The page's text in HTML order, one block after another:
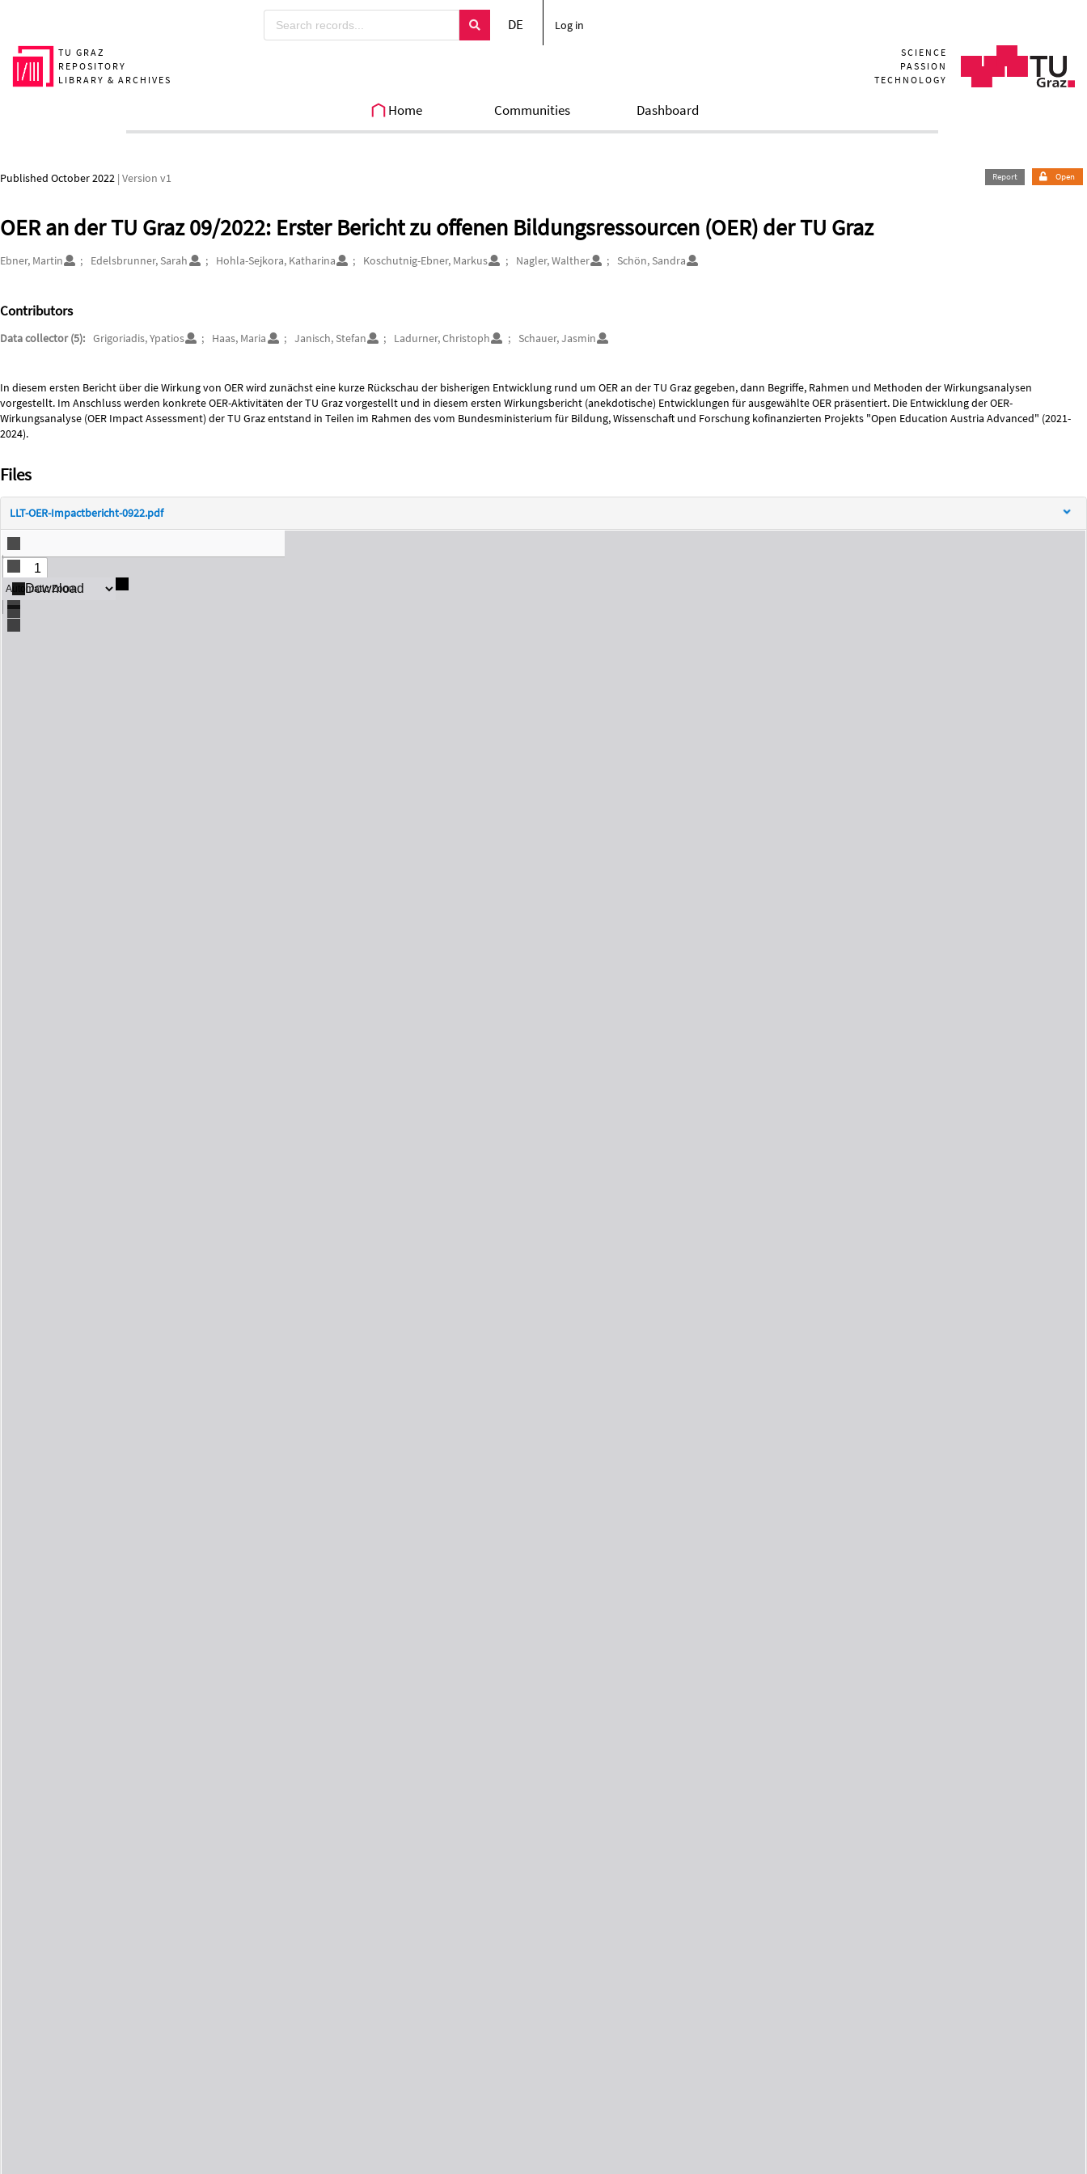
DE Log in
TU GRAZ
REPOSITORY
LIBRARY & ARCHIVES
SCIENCE
PASSION
TECHNOLOGY
Home Communities Dashboard
Published October 2022 | Version v1 Report Open
OER an der TU Graz 09/2022: Erster Bericht zu offenen Bildungsressourcen (OER) der TU Graz
Authors/Creators
Ebner, Martin Edelsbrunner, Sarah Hohla-Sejkora, Katharina Koschutnig-Ebner, Markus Nagler, Walther Schön, Sandra
Contributors
Data collector (5): Grigoriadis, Ypatios Haas, Maria Janisch, Stefan Ladurner, Christoph Schauer, Jasmin
Description
In diesem ersten Bericht über die Wirkung von OER wird zunächst eine kurze Rückschau der bisherigen Entwicklung rund um OER an der TU Graz gegeben, dann Begriffe, Rahmen und Methoden der Wirkungsanalysen
vorgestellt. Im Anschluss werden konkrete OER-Aktivitäten der TU Graz vorgestellt und in diesem ersten Wirkungsbericht (anekdotische) Entwicklungen für ausgewählte OER präsentiert. Die Entwicklung der OER-
Wirkungsanalyse (OER Impact Assessment) der TU Graz entstand in Teilen im Rahmen des vom Bundesministerium für Bildung, Wissenschaft und Forschung kofinanzierten Projekts "Open Education Austria Advanced" (2021-
2024).
Files
LLT-OER-Impactbericht-0922.pdf